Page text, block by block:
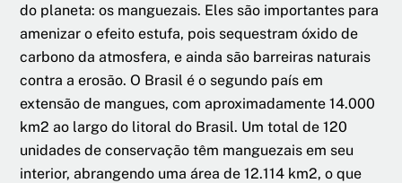
do planeta: os manguezais. Eles são importantes para
amenizar o efeito estufa, pois sequestram óxido de
carbono da atmosfera, e ainda são barreiras naturais
contra a erosão. O Brasil é o segundo país em
extensão de mangues, com aproximadamente 14.000
km2 ao largo do litoral do Brasil. Um total de 120
unidades de conservação têm manguezais em seu
interior, abrangendo uma área de 12.114 km2, o que